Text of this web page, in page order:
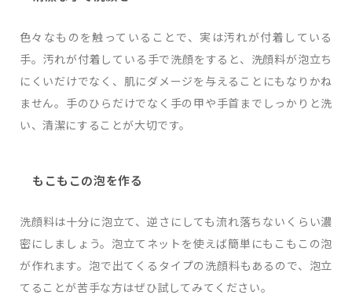
色々なものを触っていることで、実は汚れが付着している
手。汚れが付着している手で洗顔をすると、洗顔料が泡立ち
にくいだけでなく、肌にダメージを与えることにもなりかね
ません。手のひらだけでなく手の甲や手首までしっかりと洗
い、清潔にすることが大切です。
もこもこの泡を作る
洗顔料は十分に泡立て、逆さにしても流れ落ちないくらい濃
密にしましょう。泡立てネットを使えば簡単にもこもこの泡
が作れます。泡で出てくるタイプの洗顔料もあるので、泡立
てることが苦手な方はぜひ試してみてください。